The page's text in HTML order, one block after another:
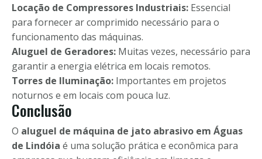
Locação de Compressores Industriais: Essencial
para fornecer ar comprimido necessário para o
funcionamento das máquinas.
Aluguel de Geradores: Muitas vezes, necessário para
garantir a energia elétrica em locais remotos.
Torres de Iluminação: Importantes em projetos
noturnos e em locais com pouca luz.
Conclusão
O aluguel de máquina de jato abrasivo em Águas
de Lindóia é uma solução prática e econômica para